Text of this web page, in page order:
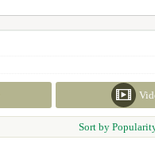
Sort by